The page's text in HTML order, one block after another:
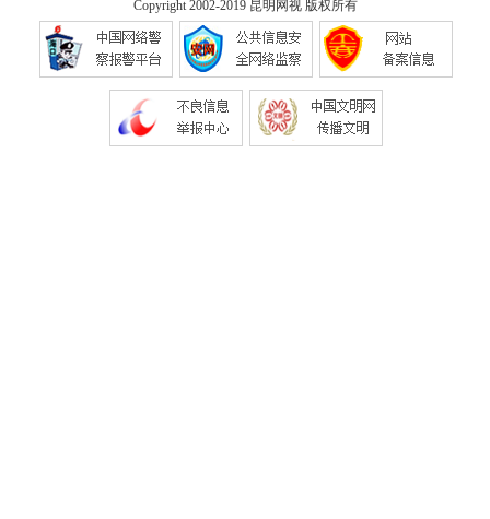
Copyright 2002-2019 昆明网视版权所有